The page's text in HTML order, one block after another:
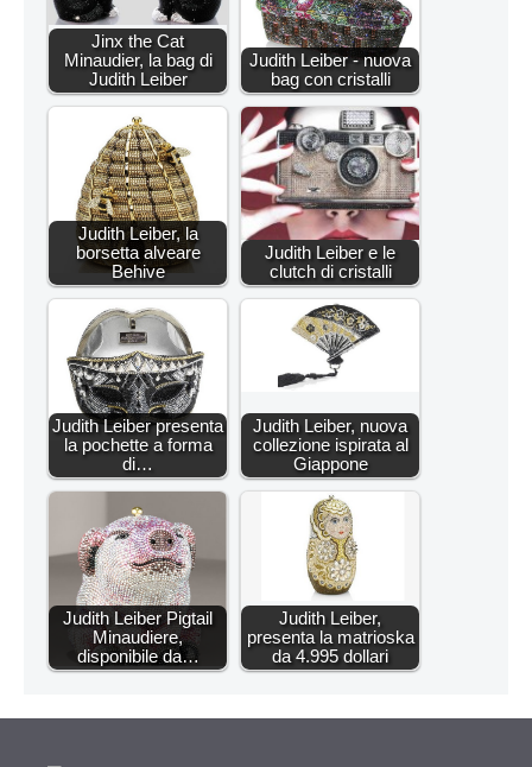
Jinx the Cat
Minaudier, la bag di
Judith Leiber
Judith Leiber - nuova
bag con cristalli
Judith Leiber, la
borsetta alveare
Behive
Judith Leiber e le
clutch di cristalli
Judith Leiber presenta
la pochette a forma
di…
Judith Leiber, nuova
collezione ispirata al
Giappone
Judith Leiber Pigtail
Minaudiere,
disponibile da…
Judith Leiber,
presenta la matrioska
da 4.995 dollari